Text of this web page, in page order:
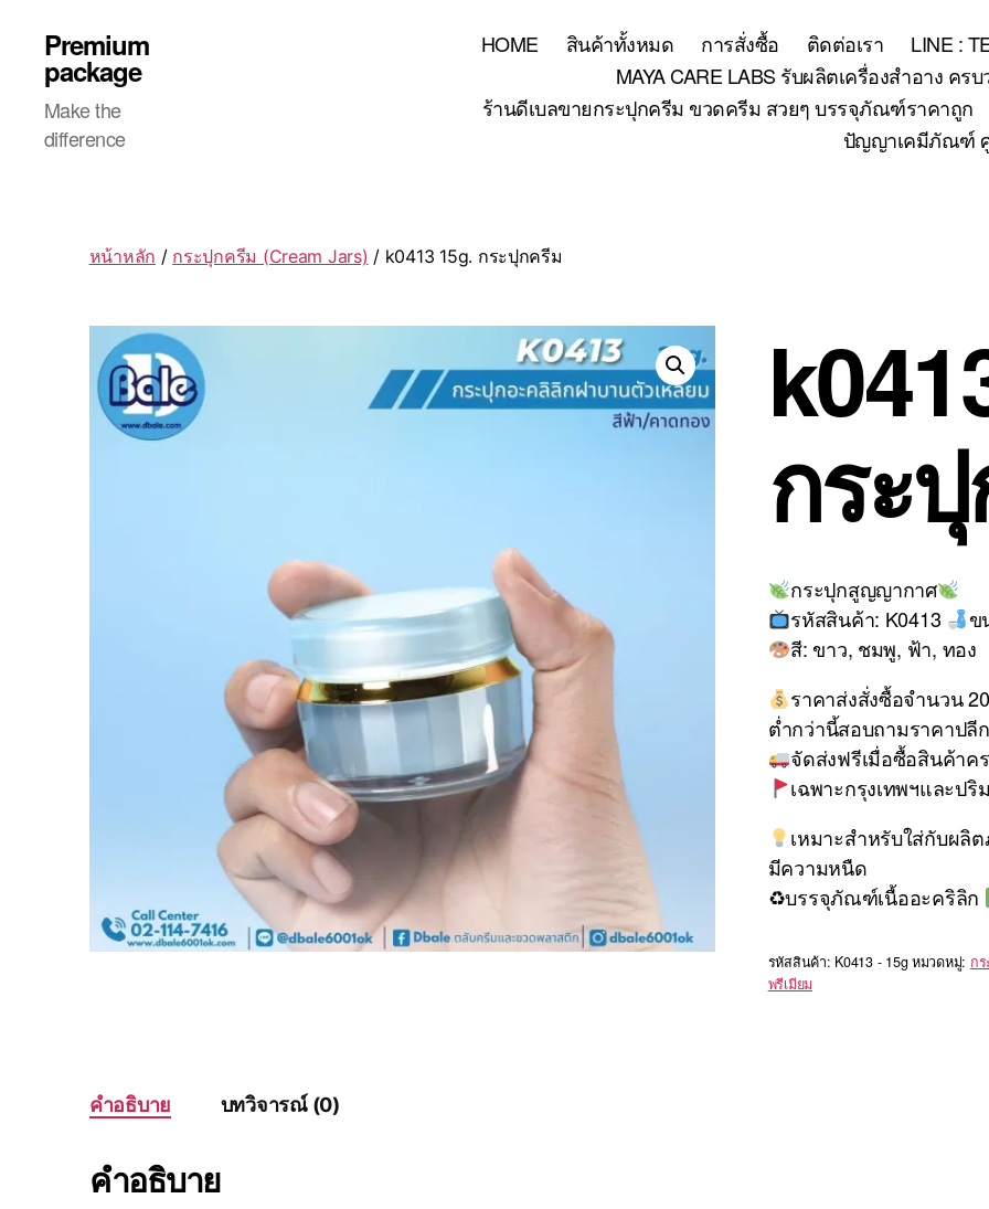
Premium
package
Make the
difference
HOME สินค้าทั้งหมด การสั่งซื้อ ติดต่อเรา
LINE :
MAYA CARE LABS รับผลิตเครื่องสำอาง ค
ร้านดีเบลขายกระปุกครีม ขวดครีม สวยๆ บรรจุภัณฑ์ราคาถูก
ปัญญาเคมีภัณฑ์ ศู
หน้าหลัก / กระปุกครีม (Cream Jars) / k0413 15g. กระปุกครีม
กระ
กระปุกสูญญากาศ
รหัสสินค้า: K0413
ข
สี: ขาว, ชมพู, ฟ้า, ทอง
ราคาส่งสั่งซื้อจำนวน
ต่ำกว่านี้สอบถามราคาปลี
จัดส่งฟรีเมื่อซื้อสินค้าค
เฉพาะกรุงเทพฯและป
เหมาะสำหรับใส่กับผลิ
มีความหนืด
♻บรรจุภัณฑ์เนื้ออะคริลิก
รหัสสินค้า: K0413 - 15g หมวดหมู่: ก
พรีเมียม
คำอธิบาย บทวิจารณ์ (0)
คำอธิบาย